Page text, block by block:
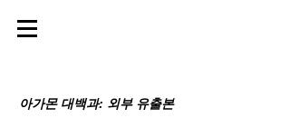
​아가몬 대백과: 외부 유출본